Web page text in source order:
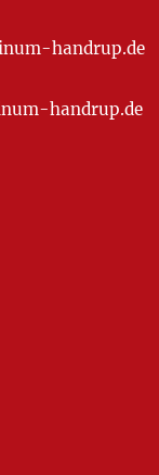
handrup.de
handrup.de